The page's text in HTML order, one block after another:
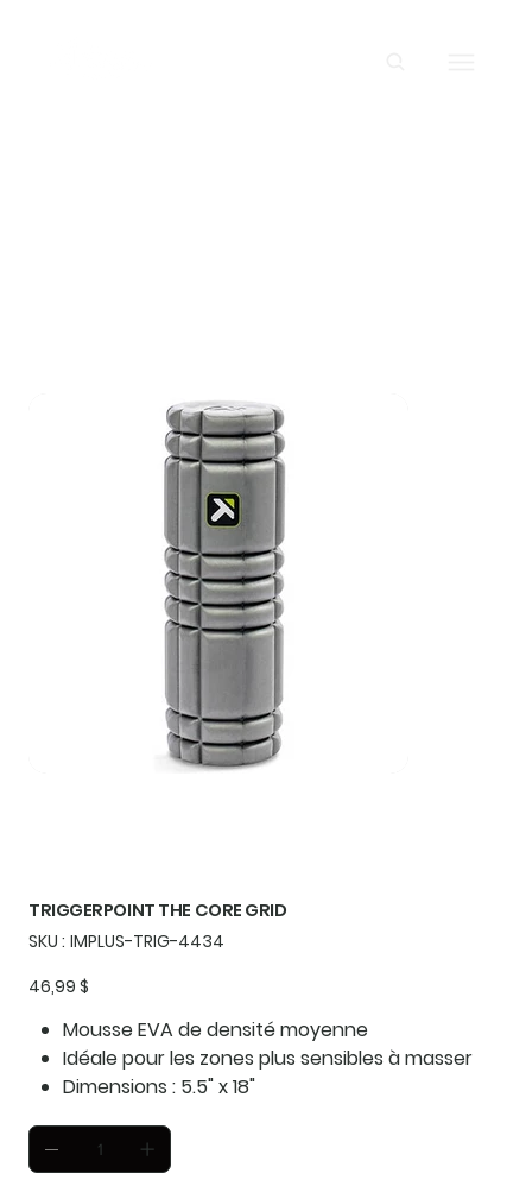
TRIGGERPOINT THE CORE GRID
SKU : SKU
IMPLUS-
IMPLUS-TRIG-4434
Prix
46,99 $
Mousse EVA de densité moyenne
Idéale pour les zones plus sensibles à masser
Dimensions : 5.5" x 18"